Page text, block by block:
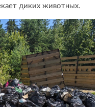
диких животных.